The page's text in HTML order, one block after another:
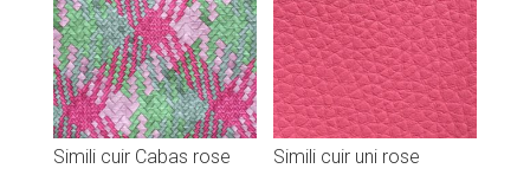
Simili cuir Cabas rose
Simili cuir uni rose